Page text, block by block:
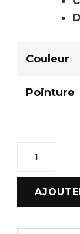
Couleur
Pointure